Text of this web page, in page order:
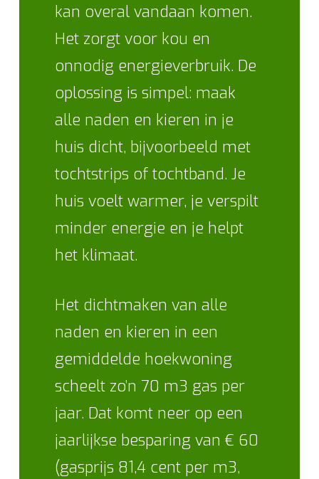
kan overal vandaan komen.
Het zorgt voor kou en
onnodig energieverbruik. De
oplossing is simpel: maak
alle naden en kieren in je
huis dicht, bijvoorbeeld met
tochtstrips of tochtband. Je
huis voelt warmer, je verspilt
minder energie en je helpt
het klimaat.
Het dichtmaken van alle
naden en kieren in een
gemiddelde hoekwoning
scheelt zo’n 70 m3 gas per
jaar. Dat komt neer op een
jaarlijkse besparing van € 60
(gasprijs 81,4 cent per m3,